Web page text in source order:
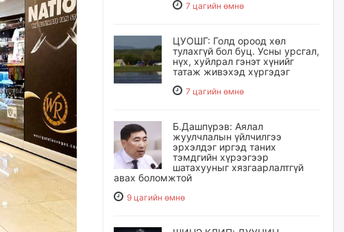
7 цагийн өмнө
ЦУОШГ: Голд ороод хөл
тулахгүй бол буц. Усны урсгал,
нүх, хуйлрал гэнэт хүнийг
татаж живэхэд хүргэдэг
7 цагийн өмнө
Б.Дашпүрэв: Аялал
жуулчлалын үйлчилгээ
эрхэлдэг иргэд таних
тэмдгийн хүрээгээр
шатахууныг хязгаарлалтгүй
авах боломжтой
9 цагийн өмнө